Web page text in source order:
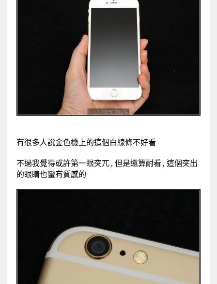
有很多人說金色機上的這個白線條不好看
不過我覺得或許第一眼突兀 , 但是還算耐看 , 這個突出
的眼睛也蠻有質感的